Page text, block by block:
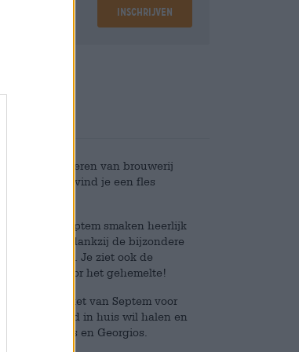
Inschrijven
favoriete bieren van brouwerij
doos vind je een fles
van Septem smaken heerlijk
het geheel: dankzij de bijzondere
naar voren. Je ziet ook de
oog en voor het gehemelte!
van Septem voor
Griekenland in huis wil halen en
Sofocles en Georgios.